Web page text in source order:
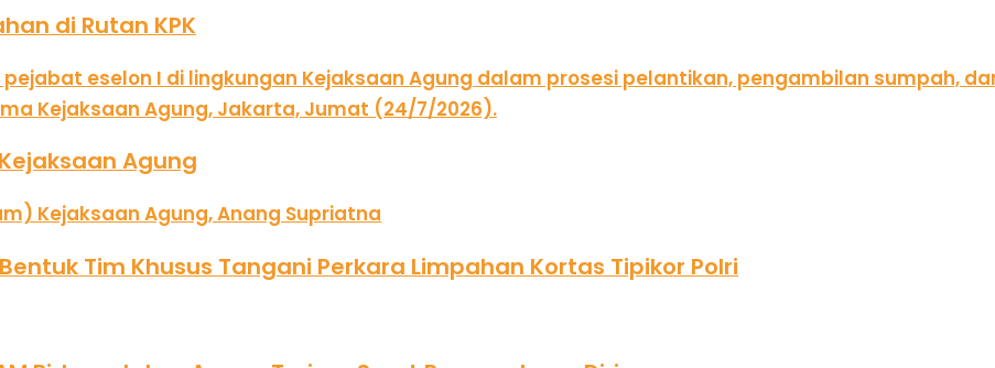
di Rutan KPK
Agung
Tim Khusus Tangani Perkara Limpahan Kortas Tipikor Polri